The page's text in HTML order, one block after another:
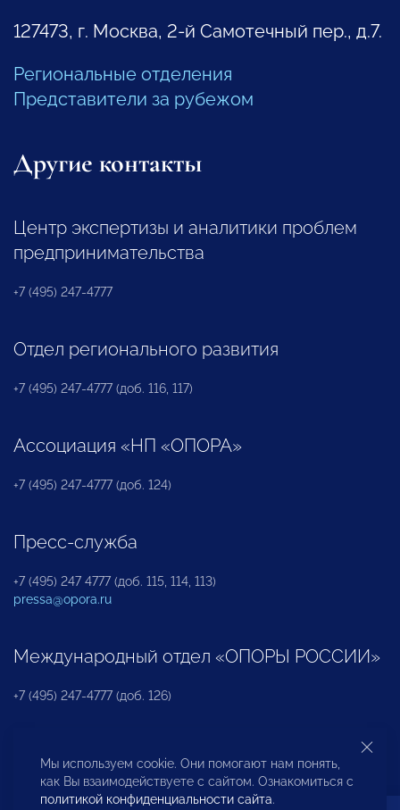
127473, г. Москва, 2-й Самотечный пер., д.7.
Региональные отделения
Представители за рубежом
Другие контакты
Центр экспертизы и аналитики проблем
предпринимательства
+7 (495) 247-4777
Отдел регионального развития
+7 (495) 247-4777 (доб. 116, 117)
Ассоциация «НП «ОПОРА»
+7 (495) 247-4777 (доб. 124)
Пресс-служба
+7 (495) 247 4777 (доб. 115, 114, 113)
pressa@opora.ru
Международный отдел «ОПОРЫ РОССИИ»
+7 (495) 247-4777 (доб. 126)
Бюро по защите прав предпринимателей и
инвесторов
Мы используем cookie. Они помогают нам понять,
как Вы взаимодействуете с сайтом. Ознакомиться с
политикой конфиденциальности сайта.